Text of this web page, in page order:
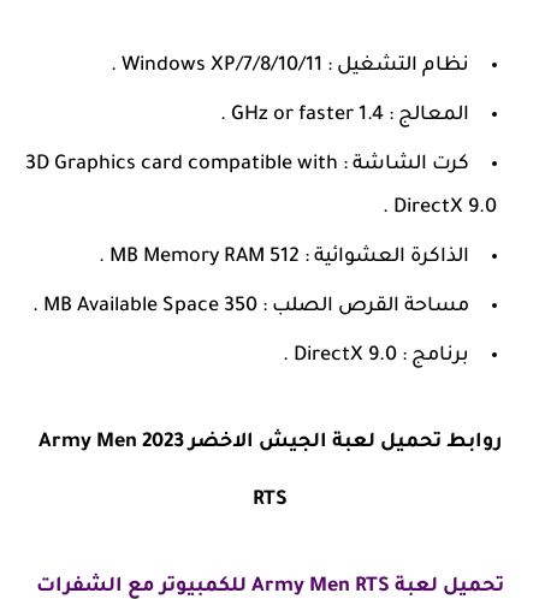
نظام التشغيل : Windows XP/7/8/10/11 .
المعالج : 1.4 GHz or faster .
كرت الشاشة : 3D Graphics card compatible with
DirectX 9.0 .
الذاكرة العشوائية : 512 MB Memory RAM .
مساحة القرص الصلب : 350 MB Available Space .
برنامج : DirectX 9.0 .
روابط تحميل لعبة الجيش الاخضر 2023 Army Men
RTS
تحميل لعبة Army Men RTS للكمبيوتر مع الشفرات